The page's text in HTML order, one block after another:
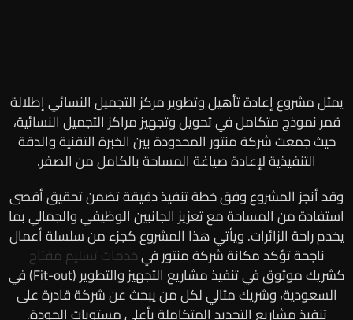
يمثل مشروع إعادة تأهيل وتطوير مركز التجميل النسائي إطلالة
قمر نموذج متكامل في تحويل وتجهيز مراكز التجميل النسائية،
حيث جمعت شركة منتور المحدودة بين الخبرة التقنية والدقة
التنفيذية لإعادة صياغة المساحة بالكامل من الصفر.
وقد أنجز المشروع وفق خطة تنفيذ دقيقة تضمن تحقيق أقصى
استفادة من المساحة مع تعزيز الجانبين الوظيفي والجمالي بما
يخدم راحة الزائرات. ويأتي هذا المشروع كجزء من سلسلة أعمال
ناجحة تؤكد مكانة شركة منتور فيخدمات تسليم مفتاح
كشريك موثوق في تنفيذ مشاريع التجهيز والتطوير (Fit-out) في
السعودية، وشريك مثالي لكل من يبحث عن شركة قادرة على
تنفيذ مشاريع التجديد المتكاملة بأعلى مستويات الجودة.